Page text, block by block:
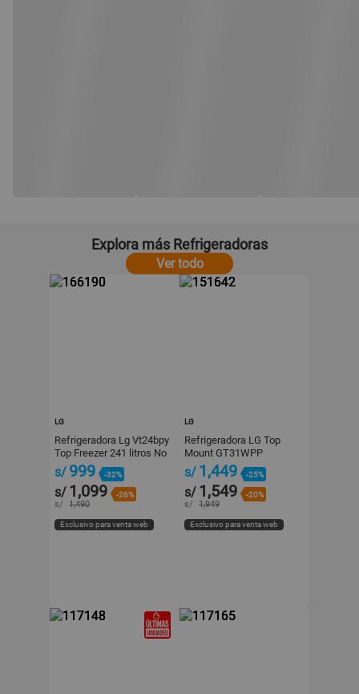
Explora más Refrigeradoras
Ver todo
LG
Refrigeradora Lg Vt24bpy
Top Freezer 241 litros No
Frost Plata
s/ 999 -32%
s/ 1,099 -26%
s/ 1,490
Exclusivo para venta web
LG
Refrigeradora LG Top
Mount GT31WPP
Plateada 314L con Motor
Smart Inverter
s/ 1,449 -25%
s/ 1,549 -20%
s/ 1,949
Exclusivo para venta web